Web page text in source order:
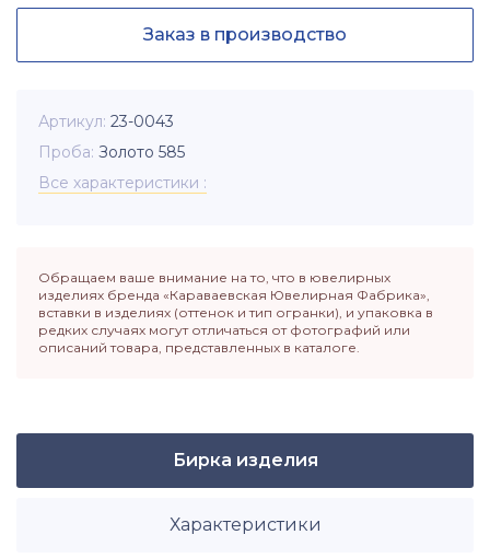
Заказ в производство
Артикул 23-0043
Проба Золото 585
Все характеристики
Обращаем ваше внимание на то, что в ювелирных
изделиях бренда «Караваевская Ювелирная Фабрика»,
вставки в изделиях (оттенок и тип огранки), и упаковка в
редких случаях могут отличаться от фотографий или
описаний товара, представленных в каталоге.
Бирка изделия
Характеристики